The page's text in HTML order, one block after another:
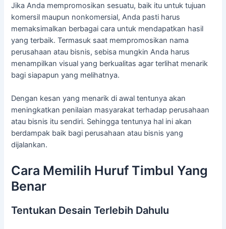
Jika Anda mempromosikan sesuatu, baik itu untuk tujuan
komersil maupun nonkomersial, Anda pasti harus
memaksimalkan berbagai cara untuk mendapatkan hasil
yang terbaik. Termasuk saat mempromosikan nama
perusahaan atau bisnis, sebisa mungkin Anda harus
menampilkan visual yang berkualitas agar terlihat menarik
bagi siapapun yang melihatnya.
Dengan kesan yang menarik di awal tentunya akan
meningkatkan penilaian masyarakat terhadap perusahaan
atau bisnis itu sendiri. Sehingga tentunya hal ini akan
berdampak baik bagi perusahaan atau bisnis yang
dijalankan.
Cara Memilih Huruf Timbul Yang
Benar
Tentukan Desain Terlebih Dahulu